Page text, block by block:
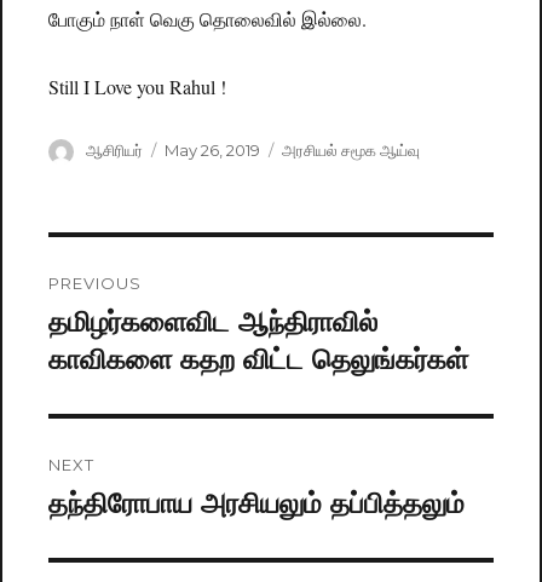
போகும் நாள் வெகு தொலைவில் இல்லை.
Still I Love you Rahul !
Author
ஆசிரியர்
Posted
May 26, 2019 Categories
அரசியல் சமூக ஆய்வு
navigation
PREVIOUS
Previous
post:
தமிழர்களைவிட ஆந்திராவில்
காவிகளை கதற விட்ட தெலுங்கர்கள்
NEXT
Next
தந்திரோபாய அரசியலும் தப்பித்தலும்